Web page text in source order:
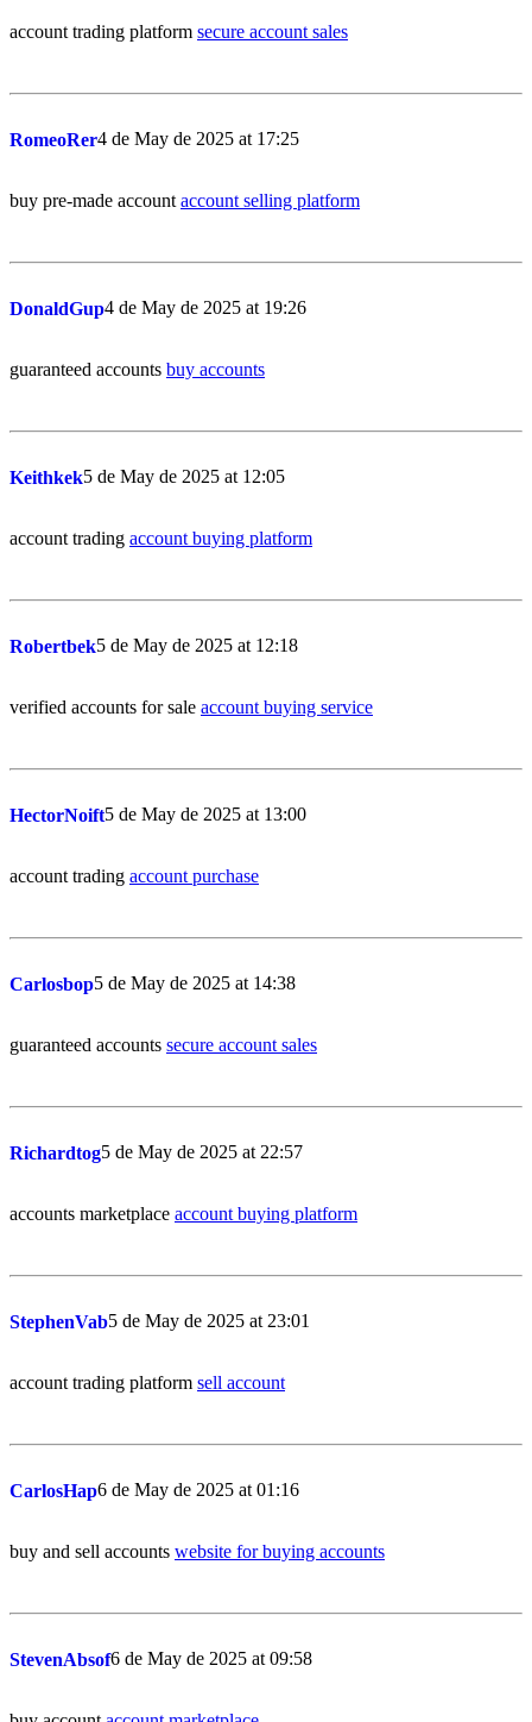
account trading platform secure account sales
RomeoRer4 de May de 2025 at 17:25
buy pre-made account account selling platform
DonaldGup4 de May de 2025 at 19:26
guaranteed accounts buy accounts
Keithkek5 de May de 2025 at 12:05
account trading account buying platform
Robertbek5 de May de 2025 at 12:18
verified accounts for sale account buying service
HectorNoift5 de May de 2025 at 13:00
account trading account purchase
Carlosbop5 de May de 2025 at 14:38
guaranteed accounts secure account sales
Richardtog5 de May de 2025 at 22:57
accounts marketplace account buying platform
StephenVab5 de May de 2025 at 23:01
account trading platform sell account
CarlosHap6 de May de 2025 at 01:16
buy and sell accounts website for buying accounts
StevenAbsof6 de May de 2025 at 09:58